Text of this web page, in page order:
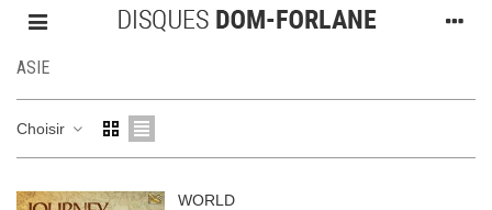
ASIE
Choisir
WORLD